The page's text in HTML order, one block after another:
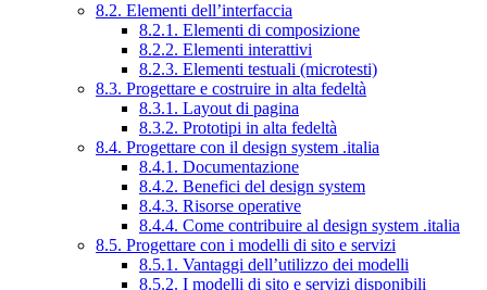
8.2. Elementi dell’interfaccia
8.2.1. Elementi di composizione
8.2.2. Elementi interattivi
8.2.3. Elementi testuali (microtesti)
8.3. Progettare e costruire in alta fedeltà
8.3.1. Layout di pagina
8.3.2. Prototipi in alta fedeltà
8.4. Progettare con il design system .italia
8.4.1. Documentazione
8.4.2. Benefici del design system
8.4.3. Risorse operative
8.4.4. Come contribuire al design system .italia
8.5. Progettare con i modelli di sito e servizi
8.5.1. Vantaggi dell’utilizzo dei modelli
8.5.2. I modelli di sito e servizi disponibili